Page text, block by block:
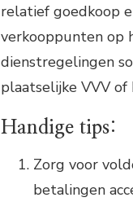
relatief goedkoop
verkooppunten op
dienstregelingen
plaatselijke VVV
Handige tips:
Zorg voor
betalingen